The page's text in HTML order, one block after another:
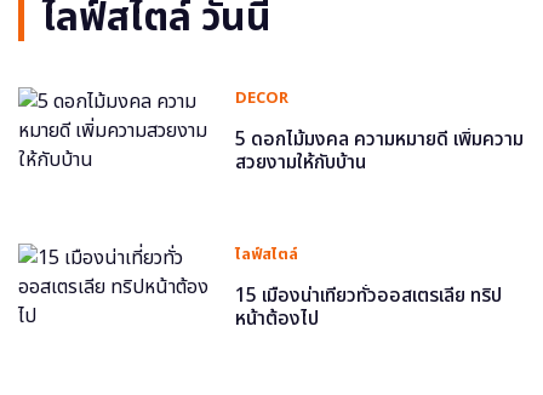
ไลฟ์สไตล์ วันนี้
DECOR
5 ดอกไม้มงคล ความหมายดี เพิ่มความ
สวยงามให้กับบ้าน
ไลฟ์สไตล์
15 เมืองน่าเที่ยวทั่วออสเตรเลีย ทริป
หน้าต้องไป